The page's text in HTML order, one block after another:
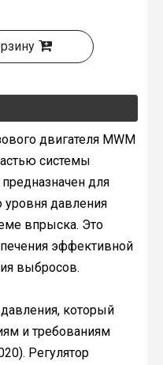
двигателя MWM
системы
для
уровня давления
впрыска. Это
эффективной
выбросов.
который
и требованиям
Регулятор